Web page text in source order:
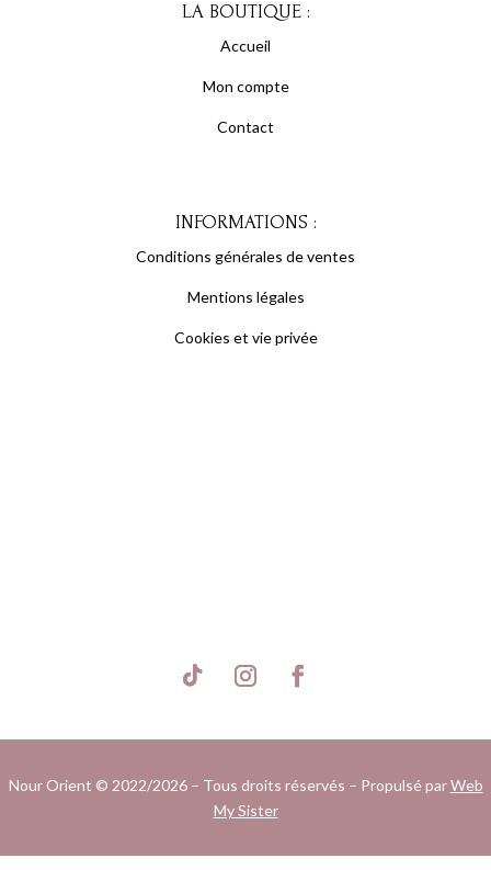
LA BOUTIQUE :
Accueil
Mon compte
Contact
INFORMATIONS :
Conditions générales de ventes
Mentions légales
Cookies et vie privée
Nour Orient © 2022/2026 – Tous droits réservés – Propulsé parWeb
My Sister